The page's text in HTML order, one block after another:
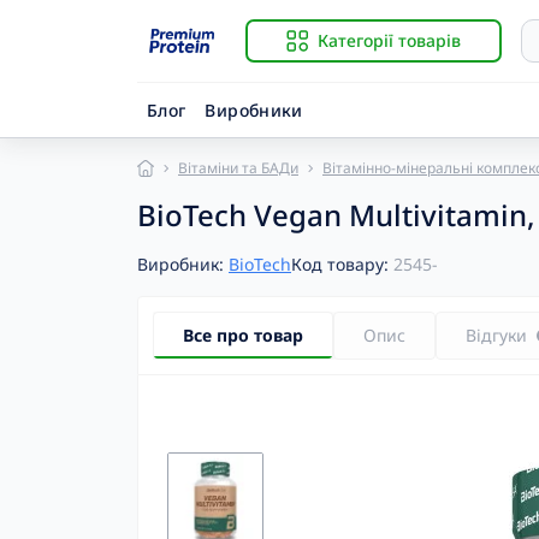
Категорії товарів
Блог Виробники
Вітаміни та БАДи Вітамінно-мінеральні
BioTech Vegan Multivitamin,
Виробник: BioTechКод товару: 2545-
Все про товар Опис Відгуки